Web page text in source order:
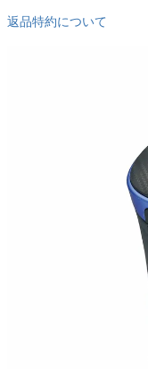
返品特約について